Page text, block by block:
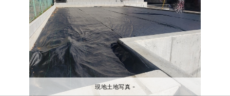
現地土地写真 -